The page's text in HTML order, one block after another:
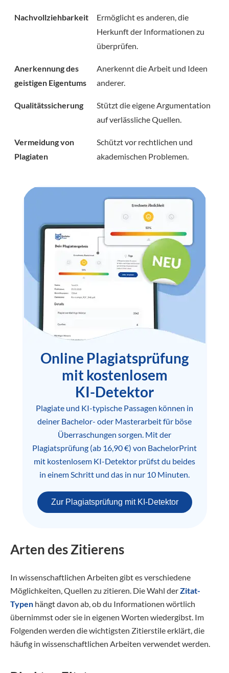
Nachvollziehbarkeit
Ermöglicht es anderen, die
Herkunft der Informationen zu
überprüfen.
Anerkennung des
geistigen Eigentums
Anerkennt die Arbeit und Ideen
anderer.
Qualitätssicherung
Stützt die eigene Argumentation
auf verlässliche Quellen.
Vermeidung von
Plagiaten
Schützt vor rechtlichen und
akademischen Problemen.
Online Plagiatsprüfung
mit kostenlosem
KI-Detektor
Plagiate und KI-typische Passagen können in
deiner Bachelor- oder Masterarbeit für böse
Überraschungen sorgen. Mit der
Plagiatsprüfung (ab 16,90 €) von BachelorPrint
mit kostenlosem KI-Detektor prüfst du beides
in einem Schritt und das in nur 10 Minuten.
Zur Plagiatsprüfung mit KI-Detektor
Arten des Zitierens
In wissenschaftlichen Arbeiten gibt es verschiedene
Möglichkeiten, Quellen zu zitieren. Die Wahl derZitat-
Typen hängt davon ab, ob du Informationen wörtlich
übernimmst oder sie in eigenen Worten wiedergibst. Im
Folgenden werden die wichtigsten Zitierstile erklärt, die
häufig in wissenschaftlichen Arbeiten verwendet werden.